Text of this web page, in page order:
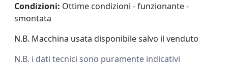
Condizioni: Ottime condizioni - funzionante -
smontata
N.B. Macchina usata disponibile salvo il venduto
N.B. i dati tecnici sono puramente indicativi